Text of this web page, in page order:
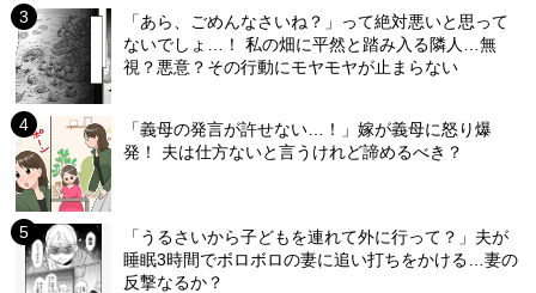
「あら、ごめんなさいね？」って絶対悪いと思って
ないでしょ…！ 私の畑に平然と踏み入る隣人…無
視？悪意？その行動にモヤモヤが止まらない
「義母の発言が許せない…！」嫁が義母に怒り爆
発！ 夫は仕方ないと言うけれど諦めるべき？
「うるさいから子どもを連れて外に行って？」夫が
睡眠3時間でボロボロの妻に追い打ちをかける…妻の
反撃なるか？